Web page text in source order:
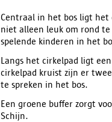
Centraal in het bos ligt het
niet alleen leuk om rond
spelende kinderen in het
Langs het cirkelpad ligt
cirkelpad kruist zijn er
te spreken in het bos.
Een groene buffer zorgt
Schijn.